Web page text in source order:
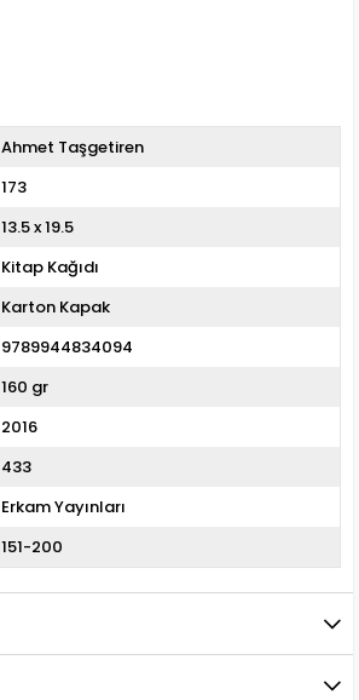
Ahmet Taşgetiren
173
13.5 x 19.5
Kitap Kağıdı
Karton Kapak
9789944834094
160 gr
2016
433
Erkam Yayınları
151-200